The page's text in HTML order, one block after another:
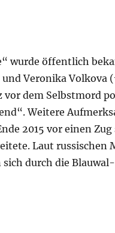
wurde öffentlich
Veronika Volkova
vor dem Selbstmord
Weitere
2015 vor einen
Laut russischen
durch die